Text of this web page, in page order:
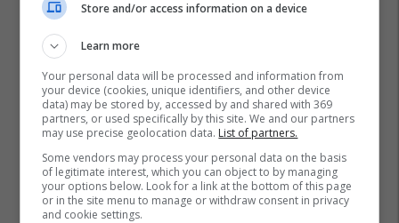
Obiliq
Prishtina Lokale
Store and/or access information on a device
Learn more
Your personal data will be processed and information from
your device (cookies, unique identifiers, and other device
data) may be stored by, accessed by and shared with 369
partners, or used specifically by this site. We and our partners
may use precise geolocation data. List of partners.
Some vendors may process your personal data on the basis
of legitimate interest, which you can object to by managing
your options below. Look for a link at the bottom of this page
or in the site menu to manage or withdraw consent in privacy
and cookie settings.